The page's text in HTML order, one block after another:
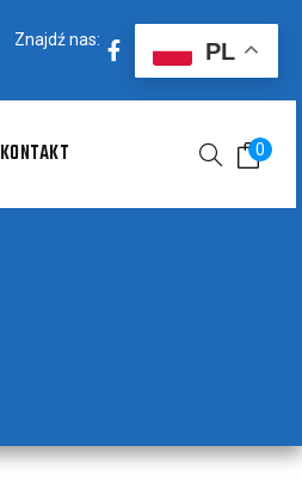
Znajdź nas:
KONTAKT 0
PL